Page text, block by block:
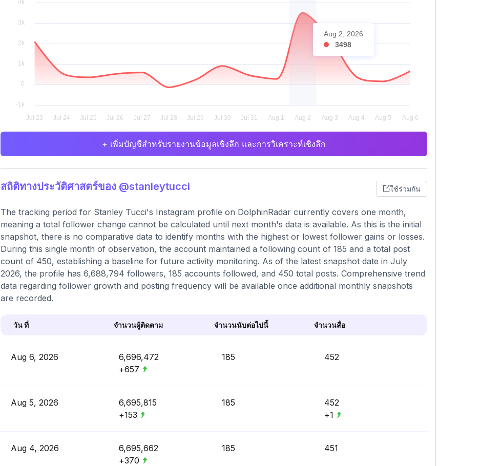
Aug 2, 2026
3498
+ เพิ่มบัญชีสำหรับรายงานข้อมูลเชิงลึก และการวิเคราะห์เชิงลึก
สถิติทางประวัติศาสตร์ของ @stanleytucci ใช้ร่วมกัน
The tracking period for Stanley Tucci's Instagram profile on DolphinRadar currently covers one month,
meaning a total follower change cannot be calculated until next month's data is available. As this is the initial
snapshot, there is no comparative data to identify months with the highest or lowest follower gains or losses.
During this single month of observation, the account maintained a following count of 185 and a total post
count of 450, establishing a baseline for future activity monitoring. As of the latest snapshot date in July
2026, the profile has 6,688,794 followers, 185 accounts followed, and 450 total posts. Comprehensive trend
data regarding follower growth and posting frequency will be available once additional monthly snapshots
are recorded.
วัน ที่ จำนวนผู้ติดตาม จำนวนนับต่อไปนี้ จำนวนสื่อ
Aug 6, 2026
6,696,472
+657
185 452
Aug 5, 2026
6,695,815
+153
185
452
+1
Aug 4, 2026
6,695,662
+370
185 451